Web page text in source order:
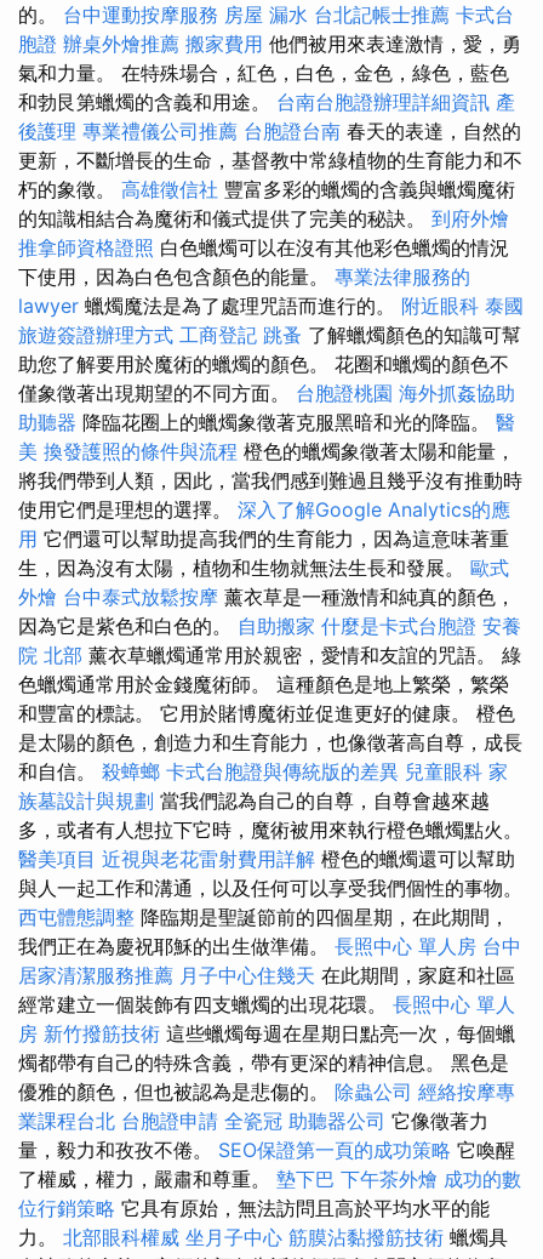
的。 台中運動按摩服務 房屋 漏水 台北記帳士推薦 卡式台
胞證 辦桌外燴推薦 搬家費用 他們被用來表達激情，愛，勇
氣和力量。 在特殊場合，紅色，白色，金色，綠色，藍色
和勃艮第蠟燭的含義和用途。 台南台胞證辦理詳細資訊 產
後護理 專業禮儀公司推薦 台胞證台南 春天的表達，自然的
更新，不斷增長的生命，基督教中常綠植物的生育能力和不
朽的象徵。 高雄徵信社 豐富多彩的蠟燭的含義與蠟燭魔術
的知識相結合為魔術和儀式提供了完美的秘訣。 到府外燴
推拿師資格證照 白色蠟燭可以在沒有其他彩色蠟燭的情況
下使用，因為白色包含顏色的能量。 專業法律服務的
lawyer 蠟燭魔法是為了處理咒語而進行的。 附近眼科 泰國
旅遊簽證辦理方式 工商登記 跳蚤 了解蠟燭顏色的知識可幫
助您了解要用於魔術的蠟燭的顏色。 花圈和蠟燭的顏色不
僅象徵著出現期望的不同方面。 台胞證桃園 海外抓姦協助
助聽器 降臨花圈上的蠟燭象徵著克服黑暗和光的降臨。 醫
美 換發護照的條件與流程 橙色的蠟燭象徵著太陽和能量，
將我們帶到人類，因此，當我們感到難過且幾乎沒有推動時
使用它們是理想的選擇。 深入了解Google Analytics的應
用 它們還可以幫助提高我們的生育能力，因為這意味著重
生，因為沒有太陽，植物和生物就無法生長和發展。 歐式
外燴 台中泰式放鬆按摩 薰衣草是一種激情和純真的顏色，
因為它是紫色和白色的。 自助搬家 什麼是卡式台胞證 安養
院 北部 薰衣草蠟燭通常用於親密，愛情和友誼的咒語。 綠
色蠟燭通常用於金錢魔術師。 這種顏色是地上繁榮，繁榮
和豐富的標誌。 它用於賭博魔術並促進更好的健康。 橙色
是太陽的顏色，創造力和生育能力，也像徵著高自尊，成長
和自信。 殺蟑螂 卡式台胞證與傳統版的差異 兒童眼科 家
族墓設計與規劃 當我們認為自己的自尊，自尊會越來越
多，或者有人想拉下它時，魔術被用來執行橙色蠟燭點火。
醫美項目 近視與老花雷射費用詳解 橙色的蠟燭還可以幫助
與人一起工作和溝通，以及任何可以享受我們個性的事物。
西屯體態調整 降臨期是聖誕節前的四個星期，在此期間，
我們正在為慶祝耶穌的出生做準備。 長照中心 單人房 台中
居家清潔服務推薦 月子中心住幾天 在此期間，家庭和社區
經常建立一個裝飾有四支蠟燭的出現花環。 長照中心 單人
房 新竹撥筋技術 這些蠟燭每週在星期日點亮一次，每個蠟
燭都帶有自己的特殊含義，帶有更深的精神信息。 黑色是
優雅的顏色，但也被認為是悲傷的。 除蟲公司 經絡按摩專
業課程台北 台胞證申請 全瓷冠 助聽器公司 它像徵著力
量，毅力和孜孜不倦。 SEO保證第一頁的成功策略 它喚醒
了權威，權力，嚴肅和尊重。 墊下巴 下午茶外燴 成功的數
位行銷策略 它具有原始，無法訪問且高於平均水平的能
力。 北部眼科權威 坐月子中心 筋膜沾黏撥筋技術 蠟燭具